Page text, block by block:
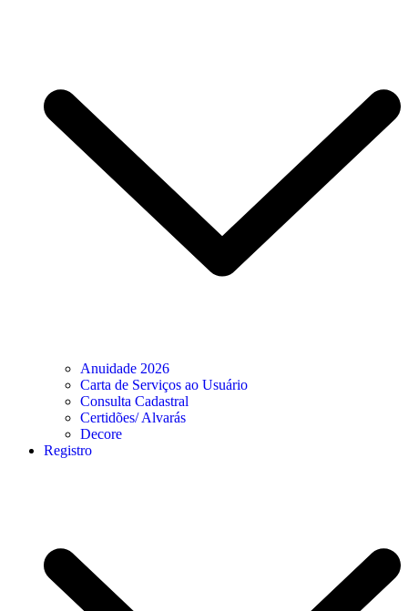
Anuidade 2026
Carta de Serviços ao Usuário
Consulta Cadastral
Certidões/ Alvarás
Decore
Registro